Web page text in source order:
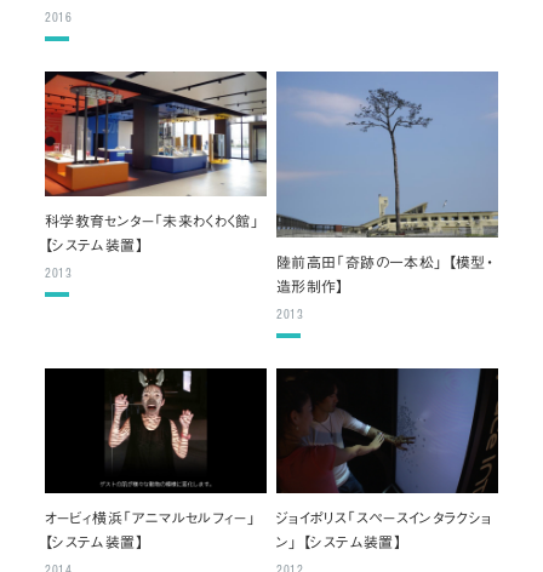
2016
科学教育センター「未来わくわく館」
【システム装置】
2013
陸前高田「奇跡の一本松」 【模型・
造形制作】
2013
オービィ横浜「アニマルセルフィー」
【システム装置】
ジョイポリス「スペースインタラクショ
ン」 【システム装置】